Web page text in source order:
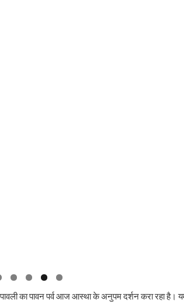
का पावन पर्व आज आस्था के अनुपम दर्शन करा रहा है।